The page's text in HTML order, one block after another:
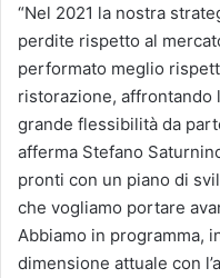
“Nel 2021 la nostra
perdite rispetto al
performato meglio
ristorazione, affrontando
grande flessibilità da
afferma Stefano
pronti con un piano di
che vogliamo portare
Abbiamo in programma,
dimensione attuale con